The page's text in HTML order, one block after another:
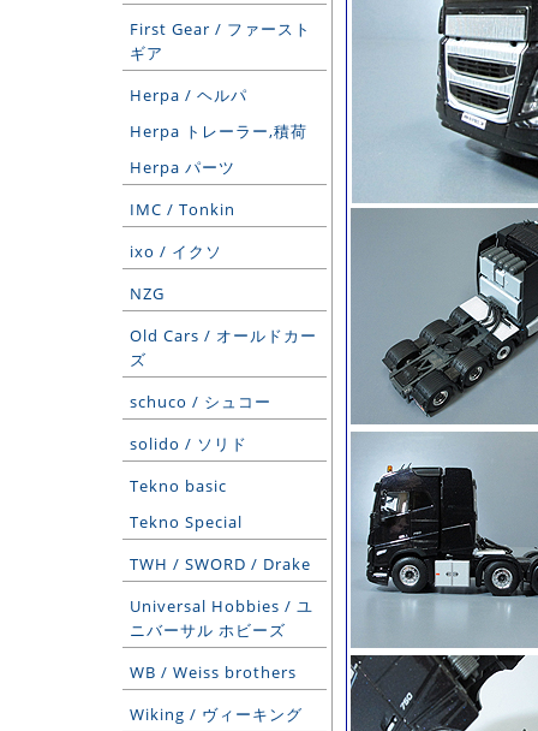
First Gear / ファースト
ギア
Herpa / ヘルパ
Herpa トレーラー,積荷
Herpa パーツ
IMC / Tonkin
ixo / イクソ
NZG
Old Cars / オールドカー
ズ
schuco / シュコー
solido / ソリド
Tekno basic
Tekno Special
TWH / SWORD / Drake
Universal Hobbies / ユ
ニバーサル ホビーズ
WB / Weiss brothers
Wiking / ヴィーキング